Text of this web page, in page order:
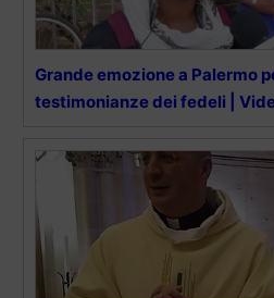
Grande emozione a Palermo
testimonianze dei fedeli |